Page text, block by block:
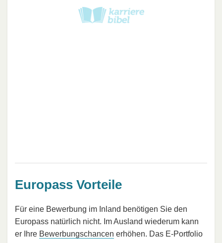
Europass Vorteile
Für eine Bewerbung im Inland benötigen Sie den
Europass natürlich nicht. Im Ausland wiederum kann
er Ihre Bewerbungschancen erhöhen. Das E-Portfolio